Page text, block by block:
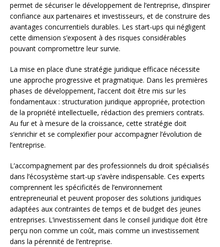
permet de sécuriser le développement de l’entreprise, d’inspirer
confiance aux partenaires et investisseurs, et de construire des
avantages concurrentiels durables. Les start-ups qui négligent
cette dimension s’exposent à des risques considérables
pouvant compromettre leur survie.
La mise en place d’une stratégie juridique efficace nécessite
une approche progressive et pragmatique. Dans les premières
phases de développement, l’accent doit être mis sur les
fondamentaux : structuration juridique appropriée, protection
de la propriété intellectuelle, rédaction des premiers contrats.
Au fur et à mesure de la croissance, cette stratégie doit
s’enrichir et se complexifier pour accompagner l’évolution de
l’entreprise.
L’accompagnement par des professionnels du droit spécialisés
dans l’écosystème start-up s’avère indispensable. Ces experts
comprennent les spécificités de l’environnement
entrepreneurial et peuvent proposer des solutions juridiques
adaptées aux contraintes de temps et de budget des jeunes
entreprises. L’investissement dans le conseil juridique doit être
perçu non comme un coût, mais comme un investissement
dans la pérennité de l’entreprise.